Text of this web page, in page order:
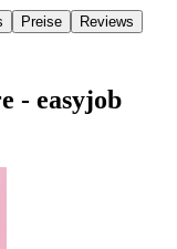
Preise Reviews
- easyjob